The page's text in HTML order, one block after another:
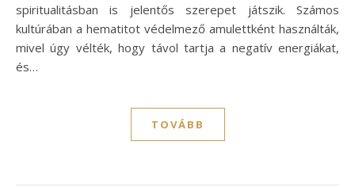
spiritualitásban is jelentős szerepet játszik. Számos
kultúrában a hematitot védelmező amulettként használták,
mivel úgy vélték, hogy távol tartja a negatív energiákat,
és…
TOVÁBB